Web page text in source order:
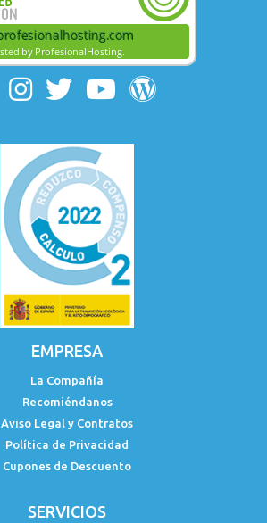
EMPRESA
La Compañía
Recomiéndanos
Aviso Legal y Contratos
Política de Privacidad
Cupones de Descuento
SERVICIOS